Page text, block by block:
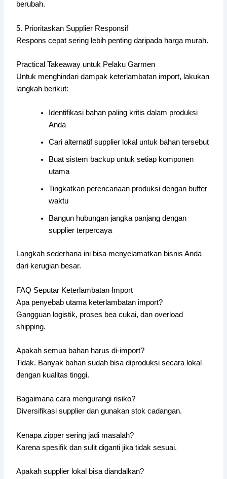
berubah.
5. Prioritaskan Supplier Responsif
Respons cepat sering lebih penting daripada harga murah.
Practical Takeaway untuk Pelaku Garmen
Untuk menghindari dampak keterlambatan import, lakukan
langkah berikut:
Identifikasi bahan paling kritis dalam produksi
Anda
Cari alternatif supplier lokal untuk bahan tersebut
Buat sistem backup untuk setiap komponen
utama
Tingkatkan perencanaan produksi dengan buffer
waktu
Bangun hubungan jangka panjang dengan
supplier terpercaya
Langkah sederhana ini bisa menyelamatkan bisnis Anda
dari kerugian besar.
FAQ Seputar Keterlambatan Import
Apa penyebab utama keterlambatan import?
Gangguan logistik, proses bea cukai, dan overload
shipping.
Apakah semua bahan harus di-import?
Tidak. Banyak bahan sudah bisa diproduksi secara lokal
dengan kualitas tinggi.
Bagaimana cara mengurangi risiko?
Diversifikasi supplier dan gunakan stok cadangan.
Kenapa zipper sering jadi masalah?
Karena spesifik dan sulit diganti jika tidak sesuai.
Apakah supplier lokal bisa diandalkan?